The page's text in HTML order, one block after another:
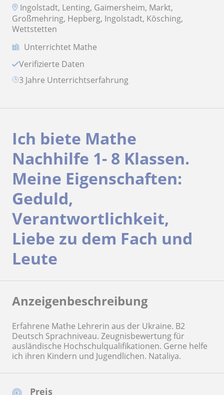
Ingolstadt, Lenting, Gaimersheim, Markt,
Großmehring, Hepberg, Ingolstadt, Kösching,
Wettstetten
Unterrichtet Mathe
Verifizierte Daten
3 Jahre Unterrichtserfahrung
Preis
Ich biete Mathe
Nachhilfe 1- 8 Klassen.
Meine Eigenschaften:
Geduld,
Verantwortlichkeit,
Liebe zu dem Fach und
Leute
Anzeigenbeschreibung
Erfahrene Mathe Lehrerin aus der Ukraine. B2
Deutsch Sprachniveau. Zeugnisbewertung für
ausländische Hochschulqualifikationen. Gerne helfe
ich ihren Kindern und Jugendlichen. Nataliya.